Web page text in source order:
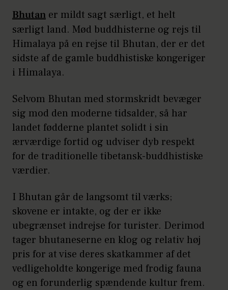
Bhutan er mildt sagt særligt, et helt
særligt land. Mød buddhisterne og rejs til
Himalaya på en rejse til Bhutan, der er det
sidste af de gamle buddhistiske kongeriger
i Himalaya.
Selvom Bhutan med stormskridt bevæger
sig mod den moderne tidsalder, så har
landet fødderne plantet solidt i sin
ærværdige fortid og udviser dyb respekt
for de traditionelle tibetansk-buddhistiske
værdier.
I Bhutan går de langsomt til værks;
skovene er intakte, og der er ikke
ubegrænset indrejse for turister. Derimod
tager bhutaneserne en klog og relativ høj
pris for at vise deres skatkammer af det
vedligeholdte kongerige med frodig fauna
og en forunderlig spændende kultur frem.